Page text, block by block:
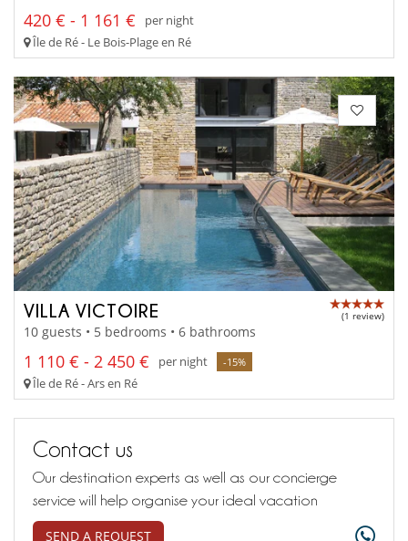
420 € - 1 161 €
per night
Île de Ré - Le Bois-Plage en Ré
VILLA VICTOIRE (1 review)
10 guests • 5 bedrooms • 6 bathrooms
1 110 € - 2 450 € per night -15%
Île de Ré - Ars en Ré
Contact us
Our destination experts as well as our concierge
service will help organise your ideal vacation
SEND A REQUEST